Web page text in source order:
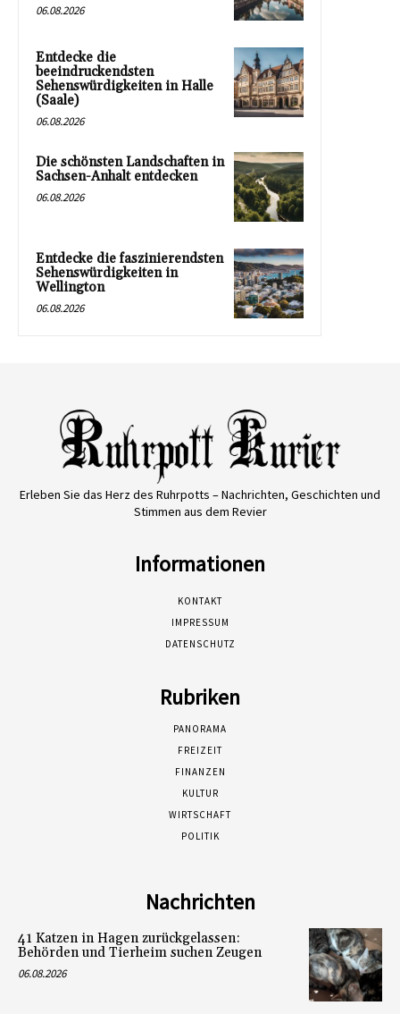
06.08.2026
Entdecke die
beeindruckendsten
Sehenswürdigkeiten in Halle
(Saale)
06.08.2026
Die schönsten Landschaften in
Sachsen-Anhalt entdecken
06.08.2026
Entdecke die faszinierendsten
Sehenswürdigkeiten in
Wellington
06.08.2026
Erleben Sie das Herz des Ruhrpotts – Nachrichten, Geschichten und
Stimmen aus dem Revier
Informationen
KONTAKT
IMPRESSUM
DATENSCHUTZ
Rubriken
PANORAMA
FREIZEIT
FINANZEN
KULTUR
WIRTSCHAFT
POLITIK
Nachrichten
41 Katzen in Hagen zurückgelassen:
Behörden und Tierheim suchen Zeugen
06.08.2026